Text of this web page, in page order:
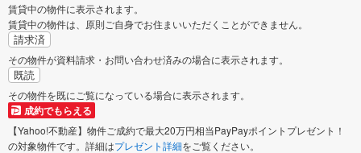
賃貸中の物件に表示されます。
賃貸中の物件は、原則ご自身でお住まいいただくことができません。
請求済
その物件が資料請求・お問い合わせ済みの場合に表示されます。
既読
その物件を既にご覧になっている場合に表示されます。
成約でもらえる
【Yahoo!不動産】物件ご成約で最大20万円相当PayPayポイントプレゼント！
の対象物件です。詳細はプレゼント詳細をご覧ください。